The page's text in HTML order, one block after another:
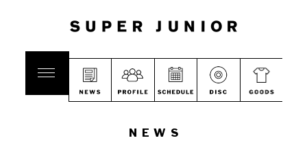
NEWS